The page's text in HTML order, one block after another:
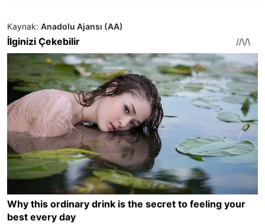
Kaynak: Anadolu Ajansı (AA)